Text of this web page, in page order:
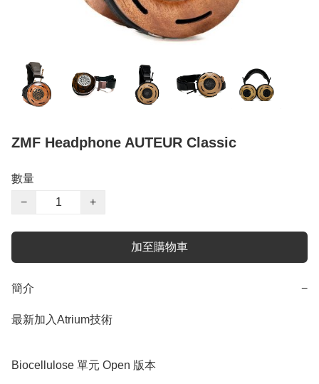
ZMF Headphone AUTEUR Classic
數量
−
+
加至購物車
簡介 −
最新加入Atrium技術
Biocellulose 單元 Open 版本